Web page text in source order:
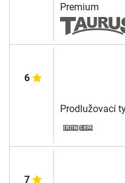
Premium
6
Prodlužovací
7